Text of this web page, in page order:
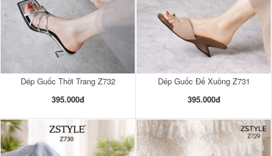
Dép Guốc Thời Trang Z732
395.000đ
Dép Guốc Đế Xuồng Z731
395.000đ